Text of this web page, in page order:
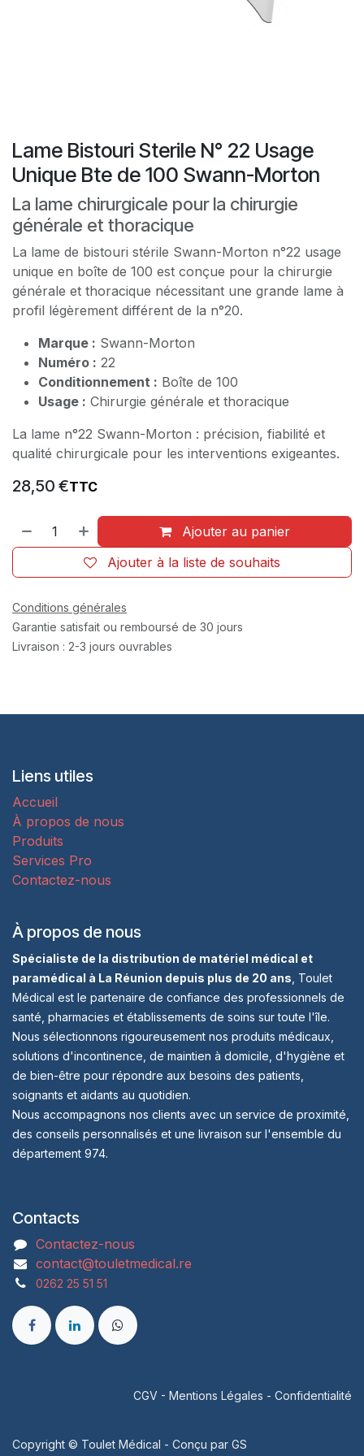
Lame Bistouri Sterile N° 22 Usage
Unique Bte de 100 Swann-Morton
La lame chirurgicale pour la chirurgie
générale et thoracique
La lame de bistouri stérile Swann-Morton n°22 usage
unique en boîte de 100 est conçue pour la chirurgie
générale et thoracique nécessitant une grande lame à
profil légèrement différent de la n°20.
Marque : Swann-Morton
Numéro : 22
Conditionnement : Boîte de 100
Usage : Chirurgie générale et thoracique
La lame n°22 Swann-Morton : précision, fiabilité et
qualité chirurgicale pour les interventions exigeantes.
28,50 €TTC
Ajouter au panier
Ajouter à la liste de souhaits
Conditions générales
Garantie satisfait ou remboursé de 30 jours
Livraison : 2-3 jours ouvrables
Liens utiles
Accueil
À propos de nous
Produits
Services Pro
Contactez-nous
À propos de nous
Spécialiste de la distribution de matériel médical et
paramédical à La Réunion depuis plus de 20 ans , Toulet
Médical est le partenaire de confiance des professionnels de
santé, pharmacies et établissements de soins sur toute l'île.
Nous sélectionnons rigoureusement nos produits médicaux,
solutions d'incontinence, de maintien à domicile, d'hygiène et
de bien-être pour répondre aux besoins des patients,
soignants et aidants au quotidien.
Nous accompagnons nos clients avec un service de proximité,
des conseils personnalisés et une livraison sur l'ensemble du
département 974.
Contacts
Contactez-nous
contact@touletmedical.re
0262 25 51 51
CGV - Mentions Légales - Confidentialité
Copyright © Toulet Médical - Conçu par GS